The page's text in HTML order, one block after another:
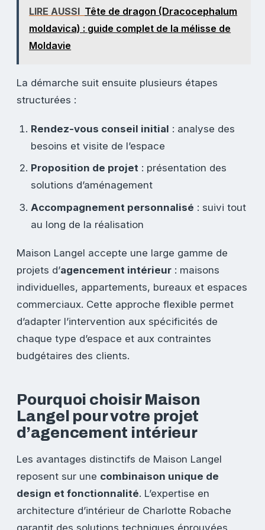
LIRE AUSSI Tête de dragon (Dracocephalum
moldavica) : guide complet de la mélisse de
Moldavie
La démarche suit ensuite plusieurs étapes
structurées :
Rendez-vous conseil initial : analyse des
besoins et visite de l’espace
Proposition de projet: présentation des
solutions d’aménagement
Accompagnement personnalisé : suivi tout
au long de la réalisation
Maison Langel accepte une large gamme de
projets d’agencement intérieur : maisons
individuelles, appartements, bureaux et espaces
commerciaux. Cette approche flexible permet
d’adapter l’intervention aux spécificités de
chaque type d’espace et aux contraintes
budgétaires des clients.
Pourquoi choisir Maison
Langel pour votre projet
d’agencement intérieur
Les avantages distinctifs de Maison Langel
reposent sur une combinaison unique de
design et fonctionnalité. L’expertise en
architecture d’intérieur de Charlotte Robache
garantit des solutions techniques éprouvées,